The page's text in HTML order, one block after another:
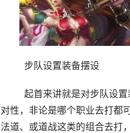
	步队设置装备摆设
对性，非论是哪个职业去打都
法道、或道战这类的组合去打